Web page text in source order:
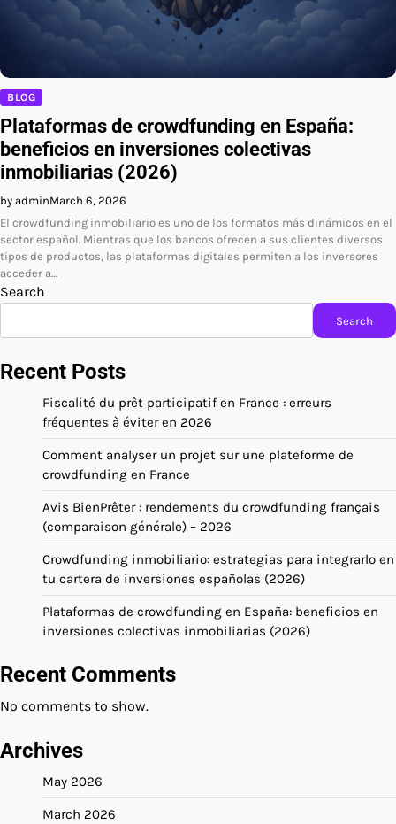
BLOG
Plataformas de crowdfunding en España:
beneficios en inversiones colectivas
inmobiliarias (2026)
by adminMarch 6, 2026
El crowdfunding inmobiliario es uno de los formatos más dinámicos en el
sector español. Mientras que los bancos ofrecen a sus clientes diversos
tipos de productos, las plataformas digitales permiten a los inversores
acceder a…
Search
Search
Recent Posts
Fiscalité du prêt participatif en France : erreurs
fréquentes à éviter en 2026
Comment analyser un projet sur une plateforme de
crowdfunding en France
Avis BienPrêter : rendements du crowdfunding français
(comparaison générale) – 2026
Crowdfunding inmobiliario: estrategias para integrarlo en
tu cartera de inversiones españolas (2026)
Plataformas de crowdfunding en España: beneficios en
inversiones colectivas inmobiliarias (2026)
Recent Comments
No comments to show.
Archives
May 2026
March 2026